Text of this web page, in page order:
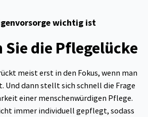
wichtig ist
die Pflegelücke
meist erst in den Fokus, wenn man
Und dann stellt sich schnell die Frage
einer menschenwürdigen Pflege.
immer individuell gepflegt, sodass